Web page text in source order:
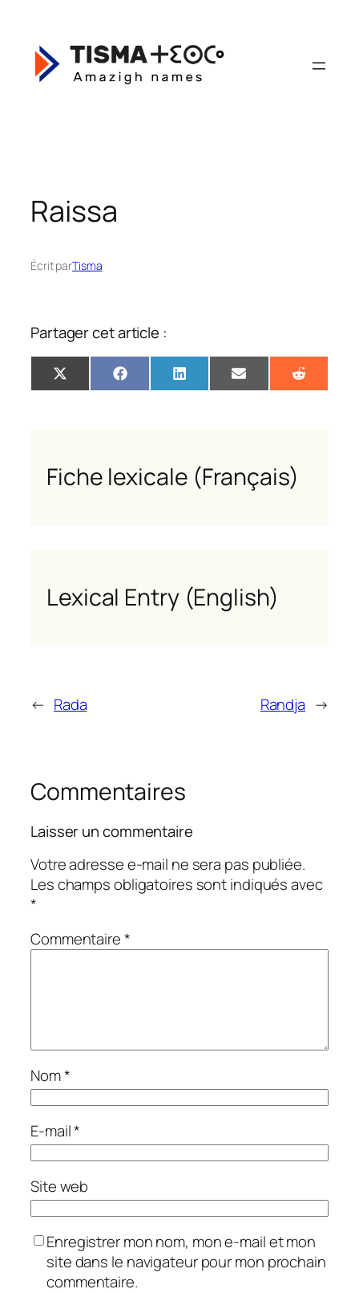
contenu
Raissa
Écrit parTisma
Partager cet article :
Share
on
X
(Twitter)
Share
on
FacebookShare
on
LinkedInShare
on
Email Share
on
Reddit
Fiche lexicale (Français)
Lexical Entry (English)
← Rada Randja →
Commentaires
Laisser un commentaire
Votre adresse e-mail ne sera pas publiée.
Les champs obligatoires sont indiqués avec
*
Commentaire*
Nom*
E-mail*
Site web
Enregistrer mon nom, mon e-mail et mon
site dans le navigateur pour mon prochain
commentaire.